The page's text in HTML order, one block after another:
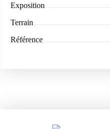
Exposition
Terrain
Référence